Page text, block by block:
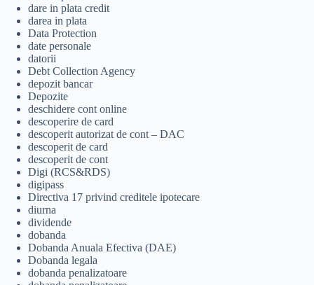
dare in plata credit
darea in plata
Data Protection
date personale
datorii
Debt Collection Agency
depozit bancar
Depozite
deschidere cont online
descoperire de card
descoperit autorizat de cont – DAC
descoperit de card
descoperit de cont
Digi (RCS&RDS)
digipass
Directiva 17 privind creditele ipotecare
diurna
dividende
dobanda
Dobanda Anuala Efectiva (DAE)
Dobanda legala
dobanda penalizatoare